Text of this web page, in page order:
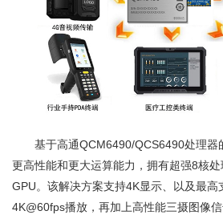
基于高通QCM6490/QCS6490处理器
更高性能和更大运算能力，拥有超强8核
GPU。该解决方案支持4K显示、以及最高
4K@60fps播放，再加上高性能三摄图像